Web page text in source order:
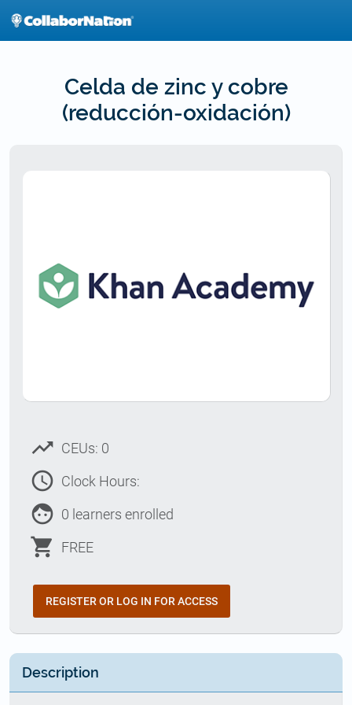
Celda de zinc y cobre
(reducción-oxidación)
trending_up CEUs: 0
access_time Clock Hours:
face 0 learners enrolled
shopping_cart FREE
REGISTER OR LOG IN FOR ACCESS
Description